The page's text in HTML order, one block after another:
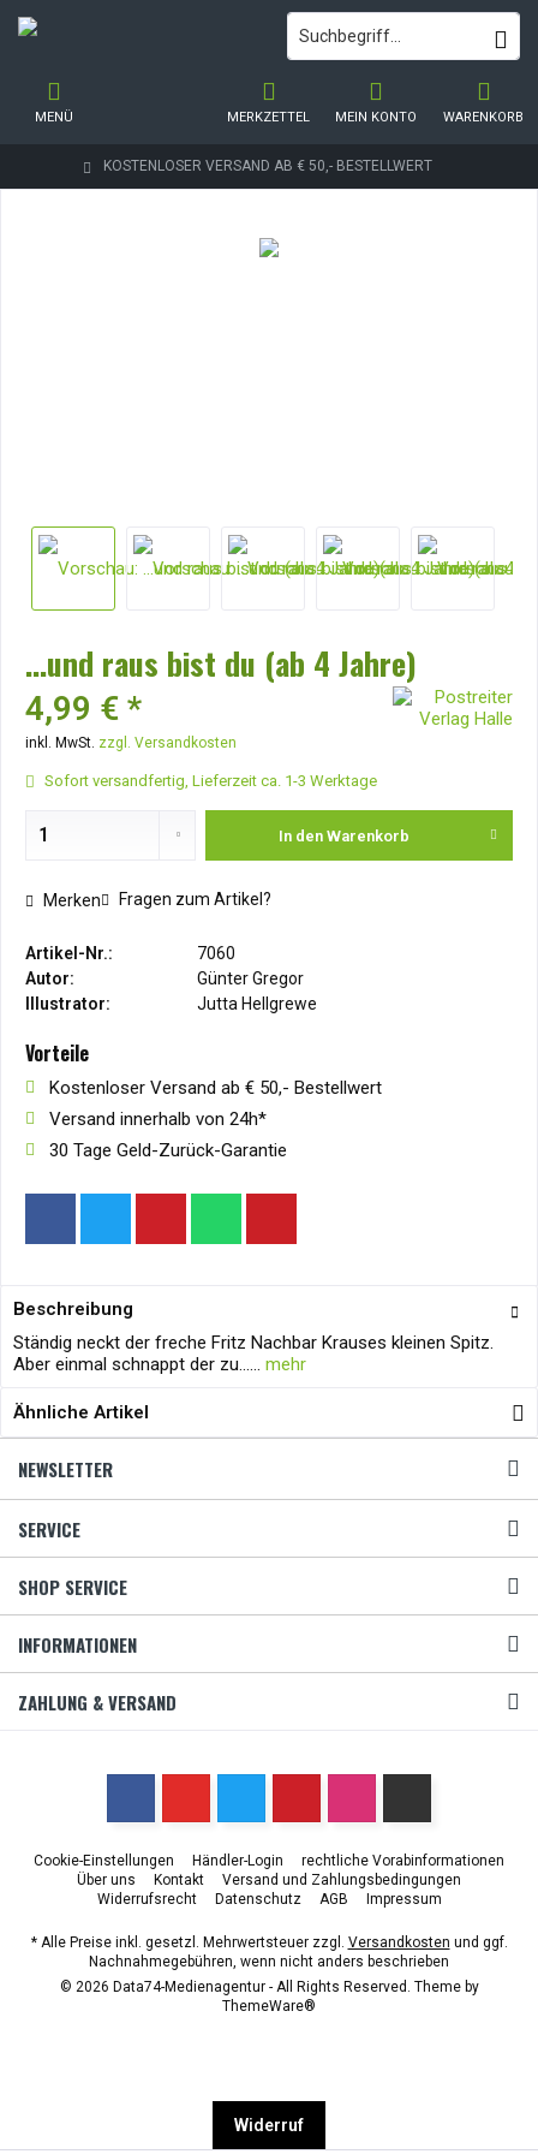
KOSTENLOSER VERSAND AB € 50,- BESTELLWERT
WARENKORB
MERKZETTEL MEIN KONTO
MENÜ
...und raus bist du (ab 4 Jahre)
4,99 € *
inkl. MwSt. zzgl. Versandkosten
Sofort versandfertig, Lieferzeit ca. 1-3 Werktage
In den Warenkorb
Merken Fragen zum Artikel?
Artikel-Nr.:
7060
Autor:
Günter Gregor
Illustrator:
Jutta Hellgrewe
Vorteile
Kostenloser Versand ab € 50,- Bestellwert
Versand innerhalb von 24h*
30 Tage Geld-Zurück-Garantie
Beschreibung
Ständig neckt der freche Fritz Nachbar Krauses kleinen Spitz.
Aber einmal schnappt der zu...... mehr
Ähnliche Artikel
NEWSLETTER
SERVICE
SHOP SERVICE
INFORMATIONEN
ZAHLUNG & VERSAND
Cookie-Einstellungen Händler-Login
rechtliche Vorabinformationen
Über uns
Kontakt
Versand und Zahlungsbedingungen
Widerrufsrecht
Datenschutz AGB Impressum
* Alle Preise inkl. gesetzl. Mehrwertsteuer zzgl. Versandkosten und ggf.
Nachnahmegebühren, wenn nicht anders beschrieben
© 2026 Data74-Medienagentur - All Rights Reserved. Theme by
ThemeWare®
Widerruf